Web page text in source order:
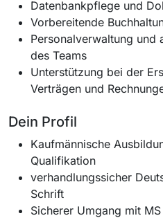
Datenbankpflege und
Vorbereitende
Personalverwaltung und
des Teams
Unterstützung bei der
Verträgen und
Dein Profil
Kaufmännische
Qualifikation
verhandlungssicher
Schrift
Sicherer Umgang mit